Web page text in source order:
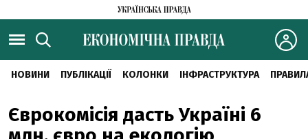
НОВИНИ ПУБЛІКАЦІЇ КОЛОНКИ ІНФРАСТРУКТУРА
Єврокомісія дасть Україні 6